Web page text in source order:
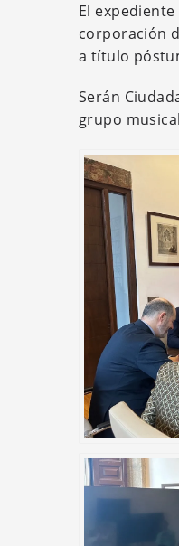
El
corporación
a título
Serán
grupo